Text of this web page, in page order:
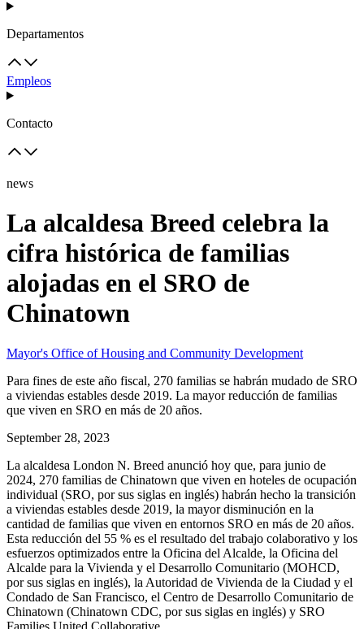
Departamentos
Empleos
Contacto
news
La alcaldesa Breed celebra la
cifra histórica de familias
alojadas en el SRO de
Chinatown
Mayor's Office of Housing and Community Development
Para fines de este año fiscal, 270 familias se habrán mudado de SRO
a viviendas estables desde 2019. La mayor reducción de familias
que viven en SRO en más de 20 años.
September 28, 2023
La alcaldesa London N. Breed anunció hoy que, para junio de
2024, 270 familias de Chinatown que viven en hoteles de ocupación
individual (SRO, por sus siglas en inglés) habrán hecho la transición
a viviendas estables desde 2019, la mayor disminución en la
cantidad de familias que viven en entornos SRO en más de 20 años.
Esta reducción del 55 % es el resultado del trabajo colaborativo y los
esfuerzos optimizados entre la Oficina del Alcalde, la Oficina del
Alcalde para la Vivienda y el Desarrollo Comunitario (MOHCD,
por sus siglas en inglés), la Autoridad de Vivienda de la Ciudad y el
Condado de San Francisco, el Centro de Desarrollo Comunitario de
Chinatown (Chinatown CDC, por sus siglas en inglés) y SRO
Families United Collaborative.